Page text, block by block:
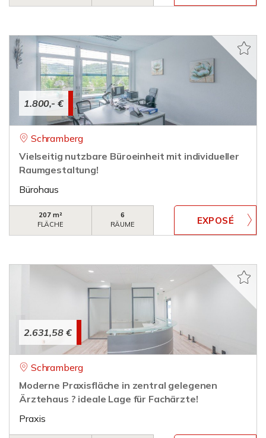
1.800,- €
Schramberg
Vielseitig nutzbare Büroeinheit mit individueller
Raumgestaltung!
Bürohaus
207 m²
FLÄCHE
6
RÄUME
2.631,58 €
Schramberg
Moderne Praxisfläche in zentral gelegenen
Ärztehaus ? ideale Lage für Fachärzte!
Praxis